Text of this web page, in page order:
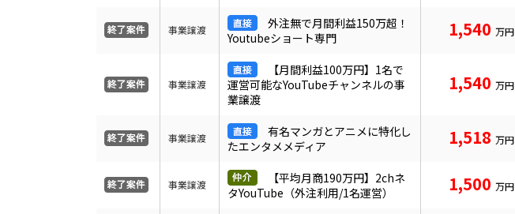
事業譲渡
外注無で月間利益150万超！
Youtubeショート専門
1,540 万円
事業譲渡
【月間利益100万円】1名で
運営可能なYouTubeチャンネルの事
業譲渡
1,540 万円
事業譲渡
有名マンガとアニメに特化し
たエンタメメディア
1,518 万円
事業譲渡
【平均月商190万円】2chネ
タYouTube（外注利用/1名運営）
1,500 万円